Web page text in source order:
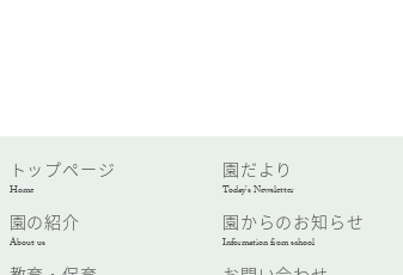
トップページ
Home
園の紹介
About us
園だより
Today’s Newsletter
園からのお知らせ
Information from school